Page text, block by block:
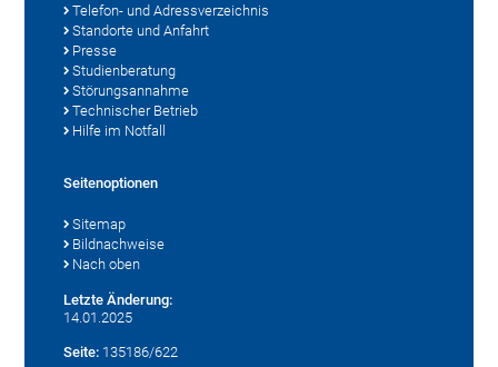
Telefon- und Adressverzeichnis
Standorte und Anfahrt
Presse
Studienberatung
Störungsannahme
Technischer Betrieb
Hilfe im Notfall
Seitenoptionen
Sitemap
Bildnachweise
Nach oben
Letzte Änderung:
14.01.2025
Seite: 135186/622